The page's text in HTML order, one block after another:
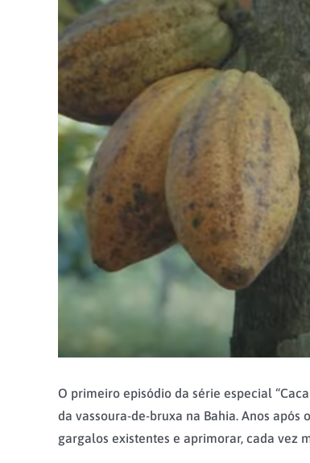
O primeiro episódio da série especial
da vassoura-de-bruxa na Bahia. Anos
gargalos existentes e aprimorar, cada vez